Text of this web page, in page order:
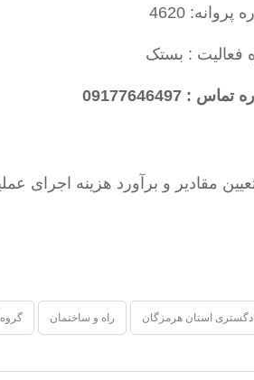
پروانه: 4620
فعالیت : بستک
: 09177646497
مقادیر و برآورد هزینه اجرای
استان هرمزگان راه و ساختمان گروه 6 - راه و ساختمان و نقشه برداری